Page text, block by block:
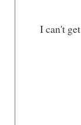
I can't